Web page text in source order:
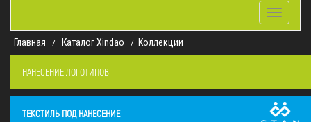
Toggle
Главная
Каталог Xindao Коллекции
НАНЕСЕНИЕ ЛОГОТИПОВ
ТЕКСТИЛЬ ПОД НАНЕСЕНИЕ